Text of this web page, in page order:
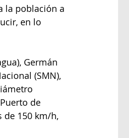
la población a
en lo
Germán
(SMN),
de
de 150 km/h,